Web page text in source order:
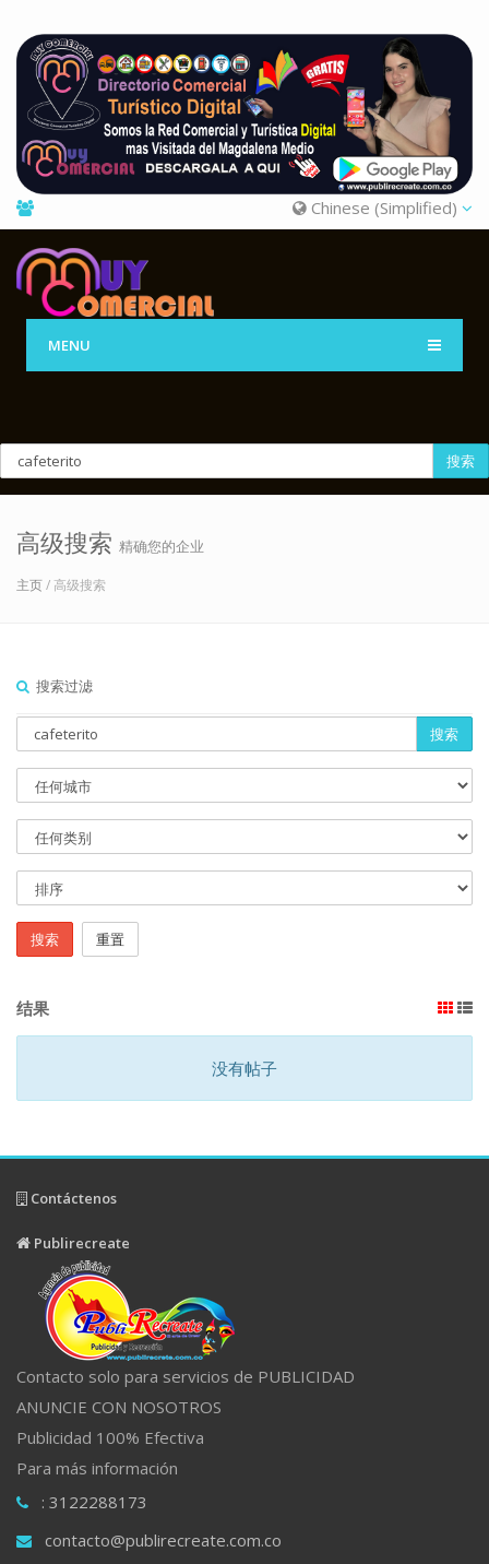
Chinese (Simplified)
MENU
搜索
高级搜索 精确您的企业
主页/ 高级搜索
搜索过滤
搜索
搜索 重置
结果
没有帖子
Contáctenos
Publirecreate
Contacto solo para servicios de PUBLICIDAD
ANUNCIE CON NOSOTROS
Publicidad 100% Efectiva
Para más información
: 3122288173
contacto@publirecreate.com.co